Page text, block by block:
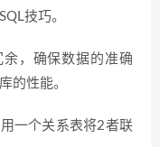
技巧。
，确保数据的准确
的性能。
一个关系表将2者联